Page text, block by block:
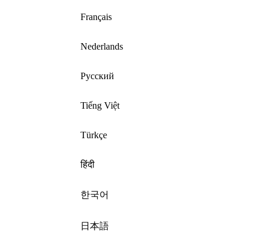
Français
Nederlands
Русский
Tiếng Việt
Türkçe
हिंदी
한국어
日本語